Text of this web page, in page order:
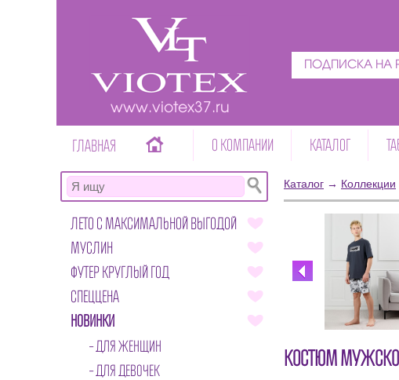
www.viotex37.ru
ПОДПИСКА НА
ГЛАВНАЯ О КОМПАНИИ КАТАЛОГ
ЛЕТО С МАКСИМАЛЬНОЙ ВЫГОДОЙ
МУСЛИН
ФУТЕР КРУГЛЫЙ ГОД
СПЕЦЦЕНА
НОВИНКИ
ДЛЯ ЖЕНЩИН
ДЛЯ ДЕВОЧЕК
Каталог → Коллекции
КОСТЮМ